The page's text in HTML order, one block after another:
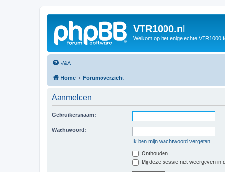
VTR1000.nl
Welkom op het enige echte VTR1000
V&A
Home Forumoverzicht
Aanmelden
Gebruikersnaam:
Wachtwoord:
Ik ben mijn wachtwoord vergeten
Onthouden
Mij deze sessie niet weergeven in